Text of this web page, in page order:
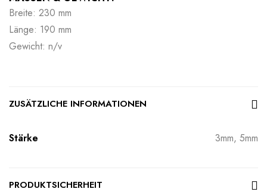
Breite: 230 mm
Länge: 190 mm
Gewicht: n/v
ZUSÄTZLICHE INFORMATIONEN
Stärke 3mm, 5mm
PRODUKTSICHERHEIT